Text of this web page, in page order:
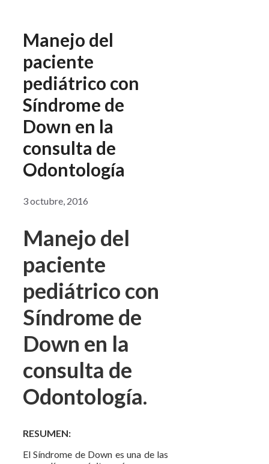
Manejo del
paciente
pediátrico con
Síndrome de
Down en la
consulta de
Odontología
3 octubre, 2016
Manejo del
paciente
pediátrico con
Síndrome de
Down en la
consulta de
Odontología.
RESUMEN:
El Síndrome de Down es una de las